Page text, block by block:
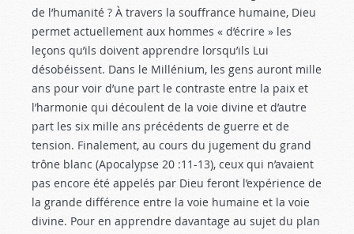
de l’humanité ? À travers la souffrance humaine, Dieu
permet actuellement aux hommes « d’écrire » les
leçons qu’ils doivent apprendre lorsqu’ils Lui
désobéissent. Dans le Millénium, les gens auront mille
ans pour voir d’une part le contraste entre la paix et
l’harmonie qui découlent de la voie divine et d’autre
part les six mille ans précédents de guerre et de
tension. Finalement, au cours du jugement du grand
trône blanc (Apocalypse 20 :11-13), ceux qui n’avaient
pas encore été appelés par Dieu feront l’expérience de
la grande différence entre la voie humaine et la voie
divine. Pour en apprendre davantage au sujet du plan